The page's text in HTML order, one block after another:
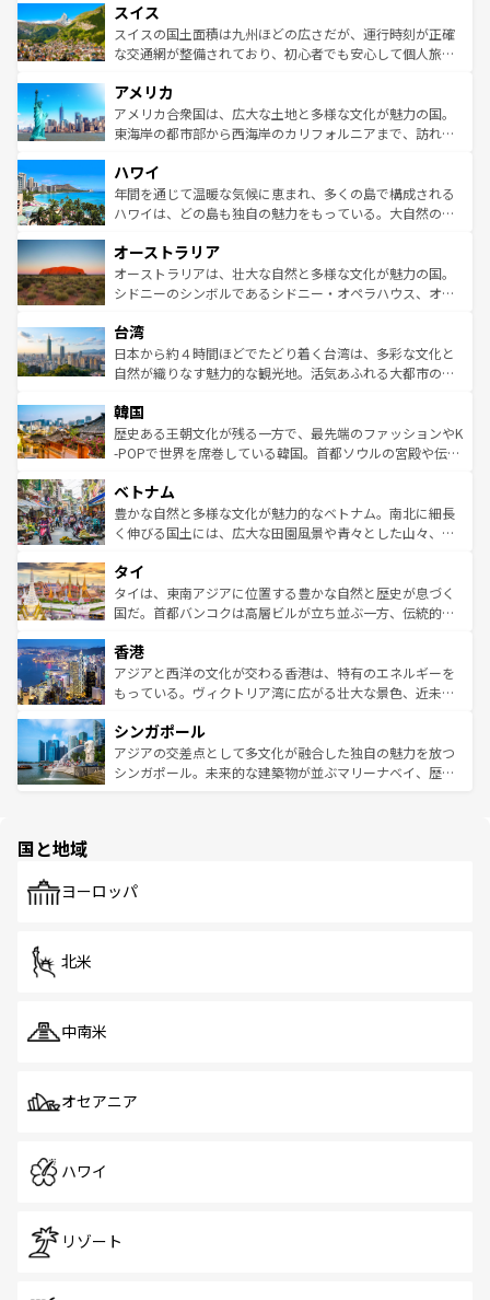
れる地方に足を運ぶとそれぞれで全く異なる文化を体験で
きるだろう。 なお、新着のフランス情報はコンテンツ一覧
を参照してほしい。
は、お酒好きな人にはぜひ体験してほしい。 なお、新着の
ドイツ情報はコンテンツ一覧を参照してほしい。
リアごとに異なる魅力がある。また、優雅なアフタヌーン
ティー、ビール好きにはたまらない英国パブ、サッカー観
戦など、本場だからこそできる体験も豊富。イギリスを旅
ンツ一覧を参照してほしい。
スイス
スイスの国土面積は九州ほどの広さだが、運行時刻が正確
な交通網が整備されており、初心者でも安心して個人旅行
の建物がそのまま残る町や、スイスならではのユニークな
博物館もあり、アルプス観光だけでなく町歩きも満喫する
ことができる。国民の所得が高いため物価も高いが、旅行
ば市内交通費無料で観光を楽しむこともできる。 なお、新
着のスイス情報はコンテンツ一覧 を参照してほしい。
アメリカ
アメリカ合衆国は、広大な土地と多様な文化が魅力の国。
東海岸の都市部から西海岸のカリフォルニアまで、訪れる
のような巨大都市は、観光、ショッピング、エンターテイ
ンメントが詰まった刺激的なスポットだ。一方、アメリカ
西部には大自然が広がり、グランドキャニオンやイエロー
部のニューオーリンズでは、音楽と美食が融合した独特の
文化が魅力。旅行者はアメリカの各地域で異なる魅力を楽
しみながら、その多様性と豊かな歴史を感じることができ
ならではの贅沢な旅のスタイルだ。 なお、新着のアメリカ
情報はコンテンツ一覧を参照してほしい。
ハワイ
年間を通じて温暖な気候に恵まれ、多くの島で構成される
ハワイは、どの島も独自の魅力をもっている。大自然の神
ワイ島は見逃せない。また、定番の観光地といえばオアフ
島だが、静かな自然を求めるならマウイ島やカウアイ島が
おすすめ。エメラルドグリーンに輝く海をはじめ、豊かな
れるおもてなしの心で訪れる人々を迎えてくれるハワイの
人々、おいしいローカルフードやハワイアンミュージッ
ク、伝統的なフラダンスなど、すべてがハワイの魅力を彩
ワイを、存分に味わってほしい。 なお、新着のハワイ情報
はコンテンツ一覧を参照してほしい。
オーストラリア
オーストラリアは、壮大な自然と多様な文化が魅力の国。
シドニーのシンボルであるシドニー・オペラハウス、オー
リアリーフや大陸中央部にそびえるウルル（エアーズロッ
ク）、タスマニアの美しい原生林やケアンズの熱帯雨林な
ど、見どころがたくさん。また、カフェやワイン、オージ
いる。アクティビティも充実しており、サーフィンやダイ
ビング、ハイキングなど、アウトドア好きにはたまらな
い。オーストラリアの多彩な魅力を存分に味わいつくそ
参照してほしい。
台湾
日本から約４時間ほどでたどり着く台湾は、多彩な文化と
自然が織りなす魅力的な観光地。活気あふれる大都市の台
ン）、静ひつな山岳地帯である台湾東部など、都市の喧騒
と山間の静けさが共存しており、訪れる人に新しい発見と
驚きをもたらしてくれる。また、奥深い台湾の食文化も魅
容にもいいと評判のスイーツなど、バラエティ豊かな料理
が味わえる。 なお、新着の台湾情報は コンテンツ一覧を参
照してほしい。
韓国
歴史ある王朝文化が残る一方で、最先端のファッションやK
-POPで世界を席巻している韓国。首都ソウルの宮殿や伝統
き、地方に足を延ばせば四季折々の自然美を楽しむことが
できる。そして、キムチや焼肉、絶品のストリートフード
まで、さまざまな韓国料理が待っている。夜には、韓国な
リティに包まれながら、韓国の多彩な魅力を心ゆくまで味
わってみてほしい。 なお、新着の韓国情報はコンテンツ一
覧を参照してほしい。
ベトナム
豊かな自然と多様な文化が魅力的なベトナム。南北に細長
く伸びる国土には、広大な田園風景や青々とした山々、世
急速な発展と共に伝統が息づく。ハノイの古い町並みやホ
ーチミン市のフランス統治時代の建物も、独特の雰囲気を
醸し出している。また、バラエティの豊かさとおいしさで
とつ。フォーやバインミー、ベトナムコーヒーなどは、ぜ
ひ現地で味わいたい。どの地域を訪れてもあたたかい人々
が旅行者を迎えてくれるので、きっと忘れられない旅にな
参照してほしい。
タイ
タイは、東南アジアに位置する豊かな自然と歴史が息づく
国だ。首都バンコクは高層ビルが立ち並ぶ一方、伝統的な
の活気が交差している。北部ではチェンマイなどの山岳地
帯で自然と触れ合い、南部ではプーケットやクラビの美し
いビーチでリゾート気分を楽しむことができる。タイ料理
激する。気候は一年中温暖で、どの季節にも異なる楽しみ
が待っている。親しみやすいタイの人々、仏教を中心とし
た文化、そして多様な観光資源が、訪れる旅人を魅了し続
香港
アジアと西洋の文化が交わる香港は、特有のエネルギーを
もっている。ヴィクトリア湾に広がる壮大な景色、近未来
み、どこを訪れても感動するはず。観光スポットが密集し
ており、効率よく見どころを回れるのも魅力。息をのむよ
うな絶景から文化的な体験まで、香港を存分に楽しみ尽く
シンガポール
アジアの交差点として多文化が融合した独自の魅力を放つ
シンガポール。未来的な建築物が並ぶマリーナベイ、歴史
で、ホーカーズは地元の風情を楽しめる外せないスポット
国と地域
ヨーロッパ
北米
中南米
オセアニア
ハワイ
リゾート